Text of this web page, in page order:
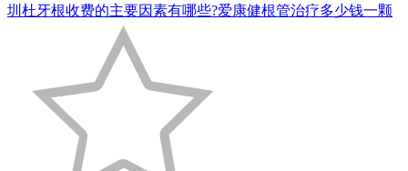
圳杜牙根收费的主要因素有哪些?爱康健根管治疗多少钱一颗